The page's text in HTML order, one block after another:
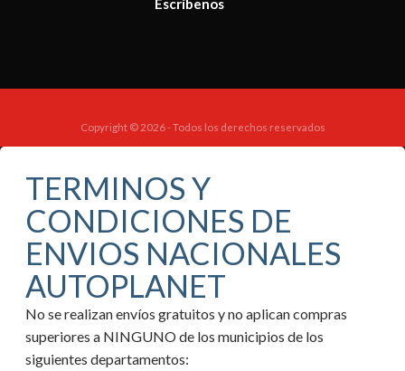
Escríbenos
Copyright © 2026 - Todos los derechos reservados
TERMINOS Y
CONDICIONES DE
ENVIOS NACIONALES
AUTOPLANET
No se realizan envíos gratuitos y no aplican compras
superiores a NINGUNO de los municipios de los
siguientes departamentos: